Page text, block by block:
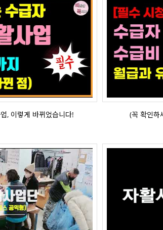
, 이렇게 바뀌었습니다!
, 이렇게 바뀌었습니다!
(꼭 확인
(꼭 확인하
사업단 홍보자료